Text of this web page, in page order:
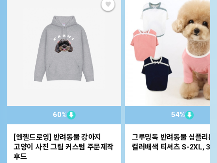
60% ⬇
[엔젤드로잉] 반려동물 강아지
고양이 사진 그림 커스텀 주문제작
후드
54% ⬇
그루밍독 반려동물 심플리본
컬러배색 티셔츠 S-2XL,